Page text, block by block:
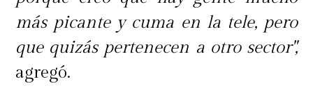
más picante y cuma en la tele, pero
que quizás pertenecen a otro sector",
agregó.